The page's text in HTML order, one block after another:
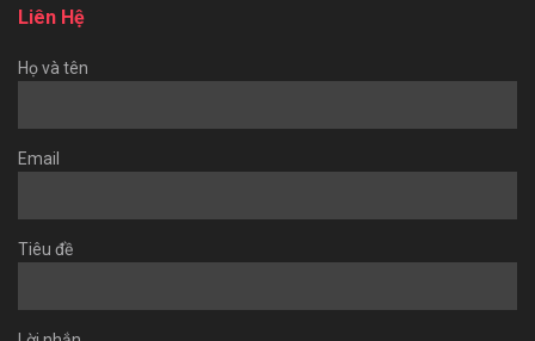
Liên Hệ
Họ và tên
Email
Tiêu đề